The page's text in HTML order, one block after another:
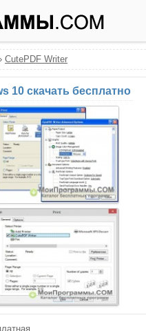
› CutePDF Writer
10 скачать бесплатно